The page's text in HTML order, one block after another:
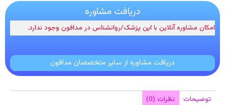
دریافت مشاوره
امکان مشاوره آنلاین با این پزشک/روانشناس در مدافون وجود ندارد.
دریافت مشاوره از سایر متخصصان مدافون
توضیحات نظرات (0)